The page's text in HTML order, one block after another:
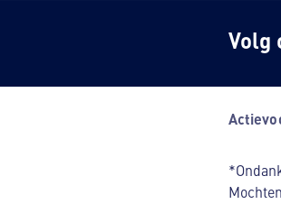
Volg